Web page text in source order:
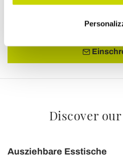
Datenschutzerklärung. (Link)
Discover
Ausziehbare Esstische